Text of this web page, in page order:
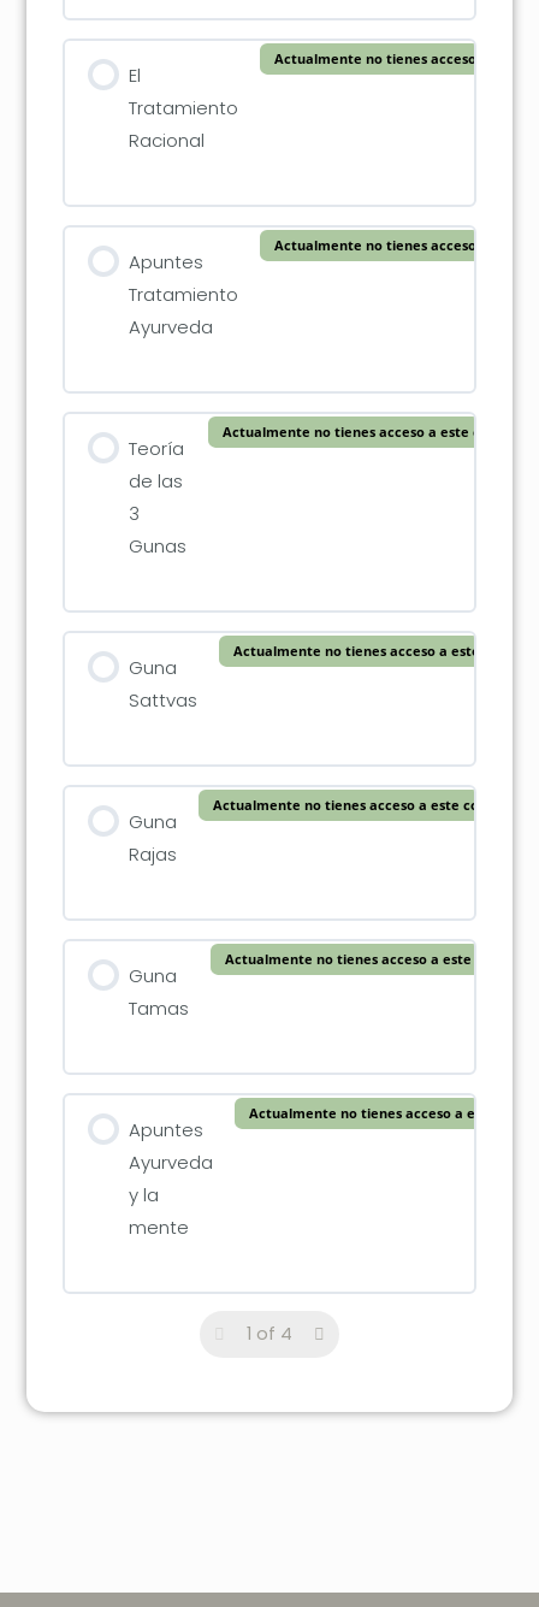
El
Tratamiento
Racional
Actualmente no tienes acceso a este
Apuntes
Tratamiento
Ayurveda
Actualmente no tienes acceso a este
Teoría
de las
3
Gunas
Actualmente no tienes acceso a este contenido
Guna
Sattvas
Actualmente no tienes acceso a este
Guna
Rajas
Actualmente no tienes acceso a este contenido
Guna
Tamas
Actualmente no tienes acceso a este
Apuntes
Ayurveda
y la
mente
Actualmente no tienes acceso a este
1 of 4